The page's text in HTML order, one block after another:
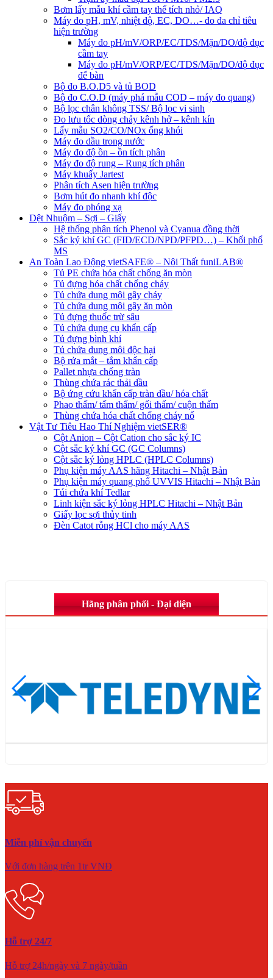
Bơm lấy mẫu khí cầm tay thể tích nhỏ/ IAQ
Máy đo pH, mV, nhiệt độ, EC, DO…- đo đa chỉ tiêu
hiện trường
Máy đo pH/mV/ORP/EC/TDS/Mặn/DO/độ đục
cầm tay
Máy đo pH/mV/ORP/EC/TDS/Mặn/DO/độ đục
để bàn
Bộ đo B.O.D5 và tủ BOD
Bộ đo C.O.D (máy phá mẫu COD – máy đo quang)
Bộ lọc chân không TSS/ Bộ lọc vi sinh
Đo lưu tốc dòng chảy kênh hở – kênh kín
Lấy mẫu SO2/CO/NOx ống khói
Máy đo dầu trong nước
Máy đo độ ồn – ồn tích phân
Máy đo độ rung – Rung tích phân
Máy khuấy Jartest
Phân tích Asen hiện trường
Bơm hút đo nhanh khí độc
Máy đo phóng xạ
Dệt Nhuộm – Sợi – Giấy
Hệ thống phân tích Phenol và Cyanua đồng thời
Sắc ký khí GC (FID/ECD/NPD/PFPD…) – Khối phổ
MS
An Toàn Lao Động vietSAFE® – Nội Thất funiLAB®
Tủ PE chứa hóa chất chống ăn mòn
Tủ đựng hóa chất chống cháy
Tủ chứa dung môi gây cháy
Tủ chứa dung môi gây ăn mòn
Tủ đựng thuốc trừ sâu
Tủ chứa dụng cụ khẩn cấp
Tủ đựng bình khí
Tủ chứa dung môi độc hại
Bộ rửa mắt – tắm khẩn cấp
Pallet nhựa chống tràn
Thùng chứa rác thải dầu
Bộ ứng cứu khẩn cấp tràn dầu/ hóa chất
Phao thấm/ tấm thấm/ gối thấm/ cuộn thấm
Thùng chứa hóa chất chống cháy nổ
Vật Tư Tiêu Hao Thí Nghiệm vietSER®
Cột Anion – Cột Cation cho sắc ký IC
Cột sắc ký khí GC (GC Columns)
Cột sắc ký lỏng HPLC (HPLC Columns)
Phụ kiện máy AAS hãng Hitachi – Nhật Bản
Phụ kiện máy quang phổ UVVIS Hitachi – Nhật Bản
Túi chứa khí Tedlar
Linh kiện sắc ký lỏng HPLC Hitachi – Nhật Bản
Giấy lọc sợi thủy tinh
Đèn Catot rỗng HCl cho máy AAS
Hãng phân phối - Đại diện
Miễn phí vận chuyển
Với đơn hàng trên 1tr VNĐ
Hỗ trợ 24/7
Hỗ trợ 24h/ngày và 7 ngày/tuần